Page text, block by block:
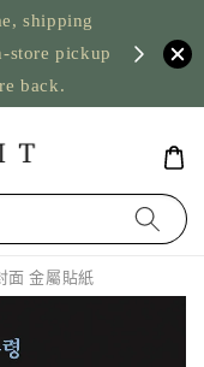
shipping
store pickup
back.
US
面 金屬貼紙